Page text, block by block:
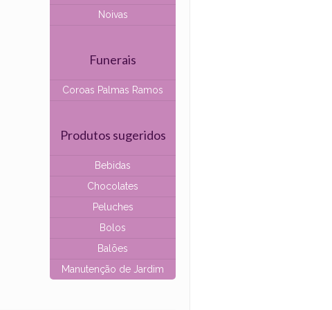
Noivas
Funerais
Coroas Palmas Ramos
Produtos sugeridos
Bebidas
Chocolates
Peluches
Bolos
Balões
Manutenção de Jardim